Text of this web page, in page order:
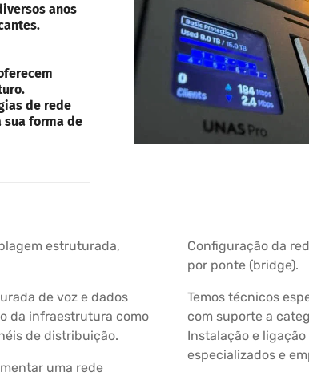
anos
de rede
sua forma de
estruturada,
de voz e dados
da infraestrutura como
de distribuição.
uma rede
Configuração da
por ponte (bridge).
Temos técnicos
com suporte a
Instalação e
especializados e